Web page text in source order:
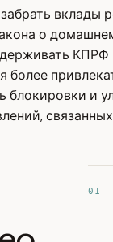
вклады
о
КПРФ
и
01